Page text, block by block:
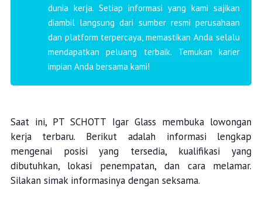
dunia kerja. Setiap informasi yang kami sajikan
diambil langsung dari sumber resmi perusahaan
dan platform terpercaya, memastikan Anda selalu
mendapatkan peluang terbaik. Temukan karier
impian Anda bersama kami!
Saat ini, PT SCHOTT Igar Glass membuka lowongan
kerja terbaru. Berikut adalah informasi lengkap
mengenai posisi yang tersedia, kualifikasi yang
dibutuhkan, lokasi penempatan, dan cara melamar.
Silakan simak informasinya dengan seksama.